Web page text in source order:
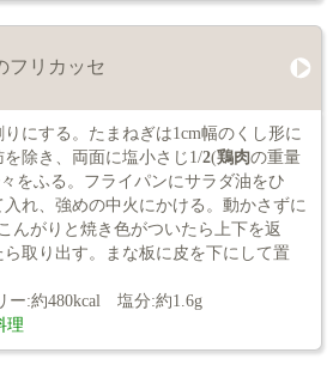
フリカッセ
にする。たまねぎは1cm幅のくし形に
を除き、両面に塩小さじ1/2(鶏肉の重量
をふる。フライパンにサラダ油をひ
れ、強めの中火にかける。動かさずに
んがりと焼き色がついたら上下を返
ら取り出す。まな板に皮を下にして置
:約480kcal 塩分:約1.6g
理